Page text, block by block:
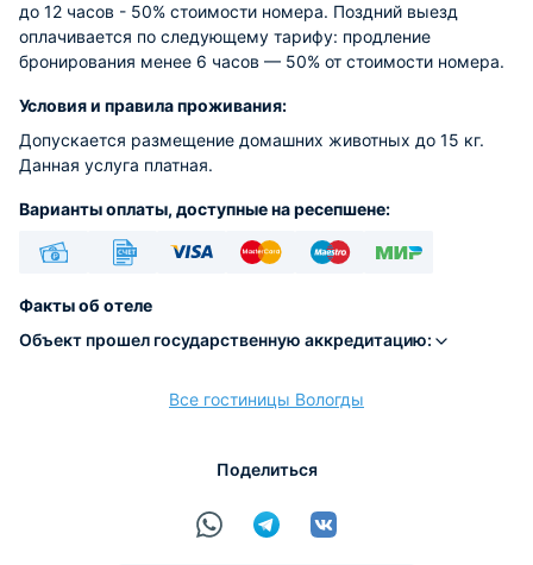
до 12 часов - 50% стоимости номера. Поздний выезд
оплачивается по следующему тарифу: продление
бронирования менее 6 часов — 50% от стоимости номера.
Условия и правила проживания:
Допускается размещение домашних животных до 15 кг.
Данная услуга платная.
Варианты оплаты, доступные на ресепшене:
Факты об отеле
Объект прошел государственную аккредитацию:
Все гостиницы Вологды
Поделиться